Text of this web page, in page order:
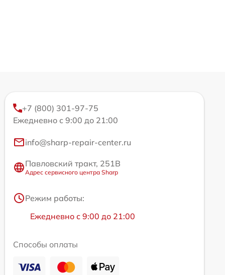
+7 (800) 301-97-75
Ежедневно с 9:00 до 21:00
info@sharp-repair-center.ru
Павловский тракт, 251В
Адрес сервисного центра Sharp
Режим работы:
Ежедневно с 9:00 до 21:00
Способы оплаты